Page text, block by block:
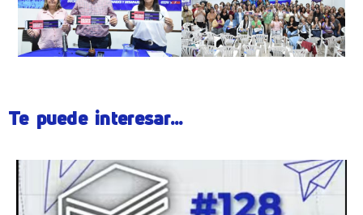
Te puede interesar...